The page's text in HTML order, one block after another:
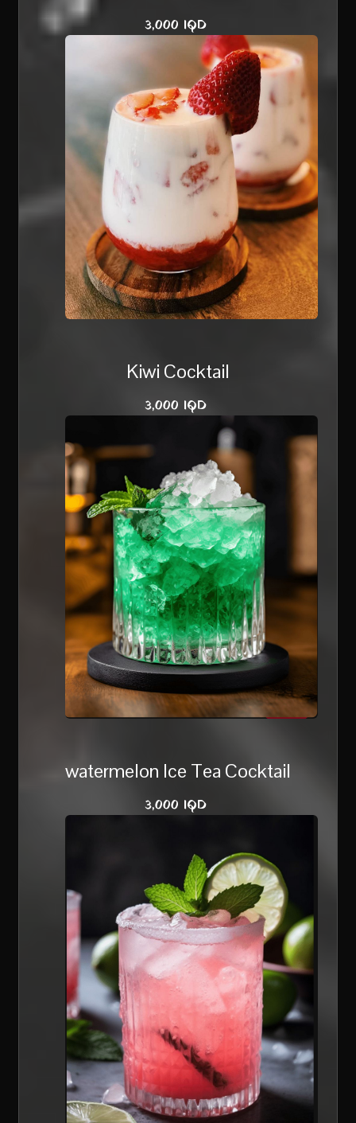
3,000 IQD
Kiwi Cocktail
3,000 IQD
watermelon Ice Tea Cocktail
3,000 IQD